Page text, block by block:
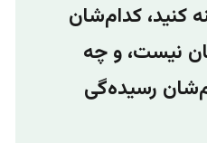
کنید، کدام‌شان
نیست، و چه
رسیده‌گی